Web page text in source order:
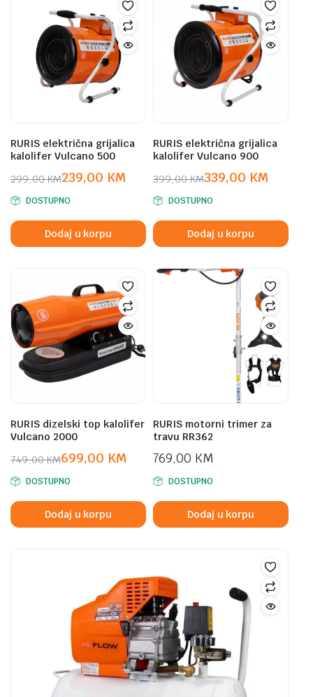
RURIS električna grijalica
kalolifer Vulcano 500
299,00KM
Original
price
was:
299,00 KM.
239,00 KM
Current
price
is:
239,00 KM.
DOSTUPNO
Dodaj u korpu
RURIS električna grijalica
kalolifer Vulcano 900
399,00KM
Original
price
was:
399,00 KM.
339,00 KM
Current
price
is:
339,00 KM.
DOSTUPNO
Dodaj u korpu
RURIS dizelski top kalolifer
Vulcano 2000
749,00KM
Original
price
was:
749,00 KM.
699,00 KM
Current
price
is:
699,00 KM.
DOSTUPNO
Dodaj u korpu
RURIS motorni trimer za
travu RR362
769,00 KM
DOSTUPNO
Dodaj u korpu